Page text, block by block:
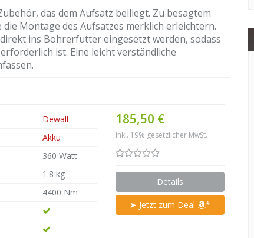
das dem Aufsatz beiliegt. Zu besagtem
Montage des Aufsatzes merklich erleichtern.
ins Bohrerfutter eingesetzt werden, sodass
ist. Eine leicht verständliche
185,50 €
inkl. 19% gesetzlicher MwSt.
Details
➤ Jetzt zum Deal *
Dewalt
Akku
360 Watt
1.8 kg
4400 Nm